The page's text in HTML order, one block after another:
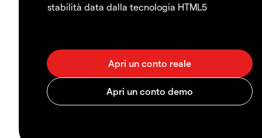
stabilità data dalla tecnologia HTML5